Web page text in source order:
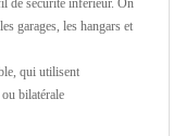
de sécurité inférieur. On
garages, les hangars et
qui utilisent
bilatérale